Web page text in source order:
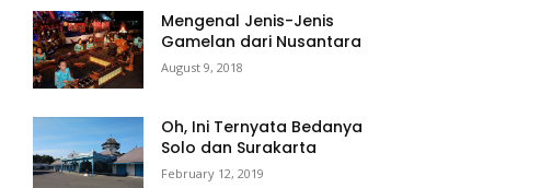
Mengenal Jenis-Jenis
Gamelan dari Nusantara
August 9, 2018
Oh, Ini Ternyata Bedanya
Solo dan Surakarta
February 12, 2019